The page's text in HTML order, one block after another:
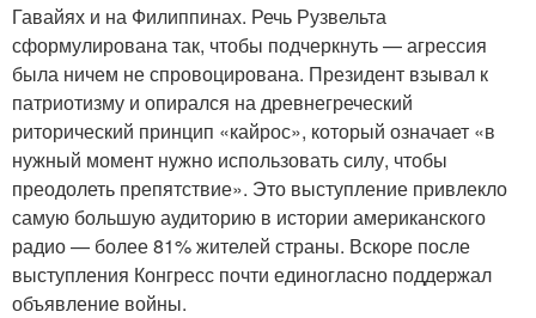
Гавайях и на Филиппинах. Речь Рузвельта
сформулирована так, чтобы подчеркнуть — агрессия
была ничем не спровоцирована. Президент взывал к
патриотизму и опирался на древнегреческий
риторический принцип «кайрос», который означает «в
нужный момент нужно использовать силу, чтобы
преодолеть препятствие». Это выступление привлекло
самую большую аудиторию в истории американского
радио — более 81% жителей страны. Вскоре после
выступления Конгресс почти единогласно поддержал
объявление войны.